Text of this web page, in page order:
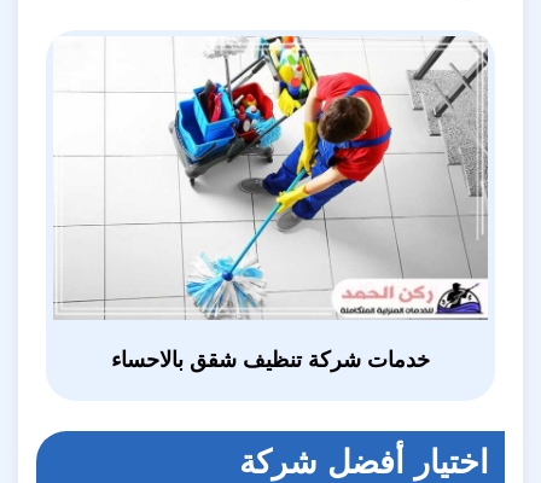
خدمات شركة تنظيف شقق بالاحساء
اختيار أفضل شركة